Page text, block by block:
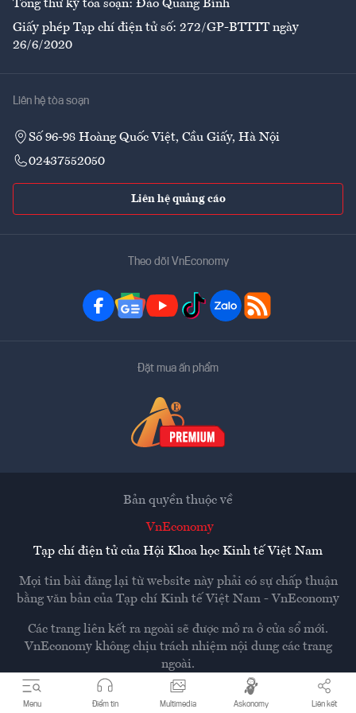
Menu Điểm tin Multimedia Askonomy Liên kết
Tổng thư ký tòa soạn: Đào Quang Bính
Giấy phép Tạp chí điện tử số: 272/GP-BTTTT ngày
26/6/2020
Liên hệ tòa soạn
Số 96-98 Hoàng Quốc Việt, Cầu Giấy, Hà Nội
02437552050
Liên hệ quảng cáo
Theo dõi VnEconomy
Đặt mua ấn phẩm
Bản quyền thuộc về
VnEconomy
Tạp chí điện tử của Hội Khoa học Kinh tế Việt Nam
Mọi tin bài đăng lại từ website này phải có sự chấp thuận
bằng văn bản của Tạp chí Kinh tế Việt Nam - VnEconomy
Các trang liên kết ra ngoài sẽ được mở ra ở cửa sổ mới.
VnEconomy không chịu trách nhiệm nội dung các trang
ngoài.